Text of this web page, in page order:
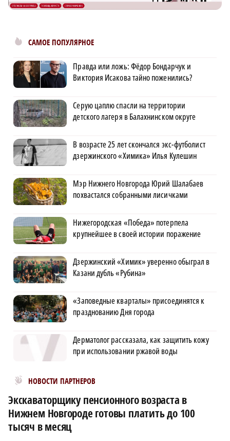
САМОЕ ПОПУЛЯРНОЕ
Правда или ложь: Фёдор Бондарчук и
Виктория Исакова тайно поженились?
Серую цаплю спасли на территории
детского лагеря в Балахнинском округе
В возрасте 25 лет скончался экс-футболист
дзержинского «Химика» Илья Кулешин
Мэр Нижнего Новгорода Юрий Шалабаев
похвастался собранными лисичками
Нижегородская «Победа» потерпела
крупнейшее в своей истории поражение
Дзержинский «Химик» уверенно обыграл в
Казани дубль «Рубина»
«Заповедные кварталы» присоединятся к
празднованию Дня города
Дерматолог рассказала, как защитить кожу
при использовании ржавой воды
НОВОСТИ ПАРТНЕРОВ
Новости МирТесен
Экскаваторщику пенсионного возраста в
Нижнем Новгороде готовы платить до 100
тысяч в месяц